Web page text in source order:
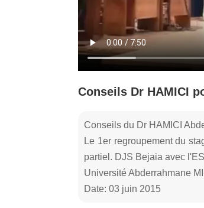
Conseils Dr HAMICI
Conseils du Dr HAMICI
Le 1er regroupement du
partiel. DJS Bejaia avec
Université Abderrahmane
Date: 03 juin 2015